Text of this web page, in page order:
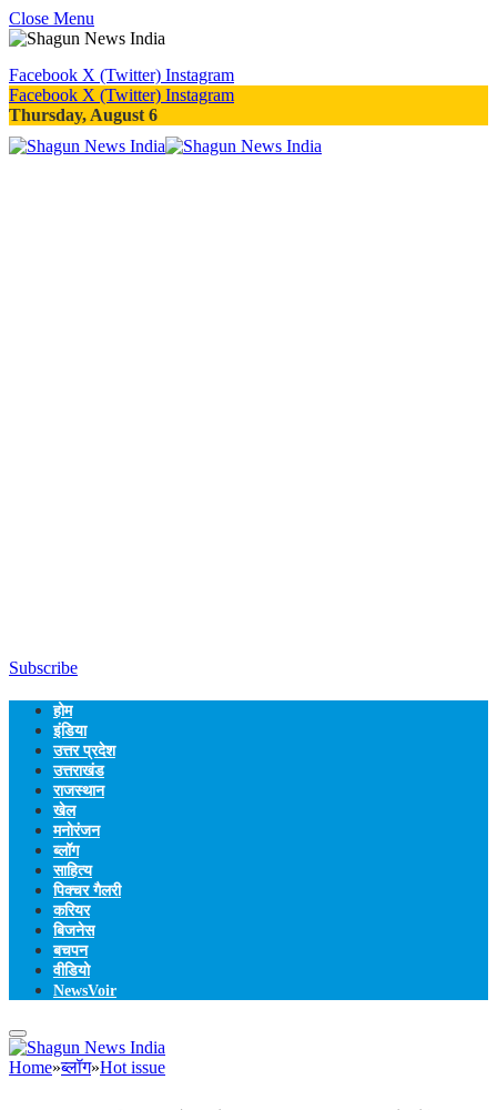
Close Menu
Facebook X (Twitter) Instagram
Facebook X (Twitter) Instagram
Thursday, August 6
Subscribe
होम
इंडिया
उत्तर प्रदेश
उत्तराखंड
राजस्थान
खेल
मनोरंजन
ब्लॉग
साहित्य
पिक्चर गैलरी
करियर
बिजनेस
बचपन
वीडियो
NewsVoir
Home»ब्लॉग»Hot issue